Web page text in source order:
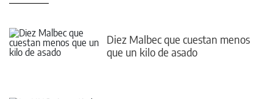
Diez Malbec que cuestan menos
que un kilo de asado